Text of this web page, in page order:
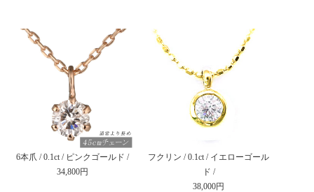
フクリン / 0.1ct / イエローゴール
ド /
38,000円
6本爪 / 0.1ct / ピンクゴールド /
34,800円